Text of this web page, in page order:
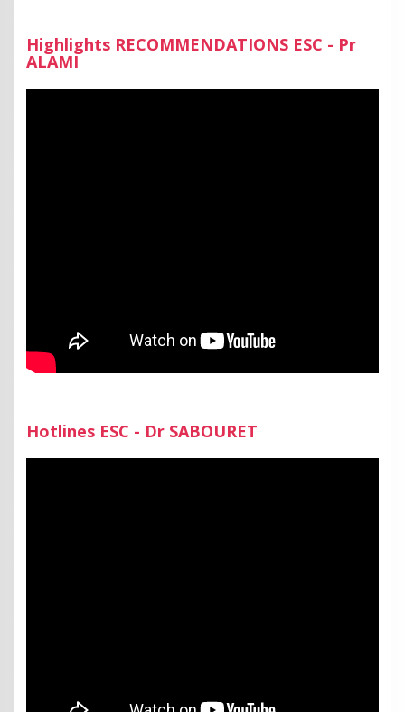
Highlights RECOMMENDATIONS ESC - Pr
ALAMI
Hotlines ESC - Dr SABOURET